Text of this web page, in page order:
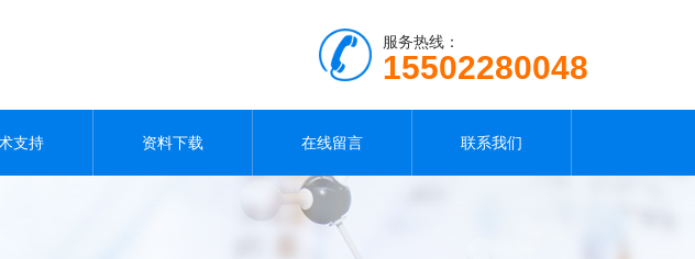
服务热线：
15502280048
支持 资料下载 在线留言 联系我们